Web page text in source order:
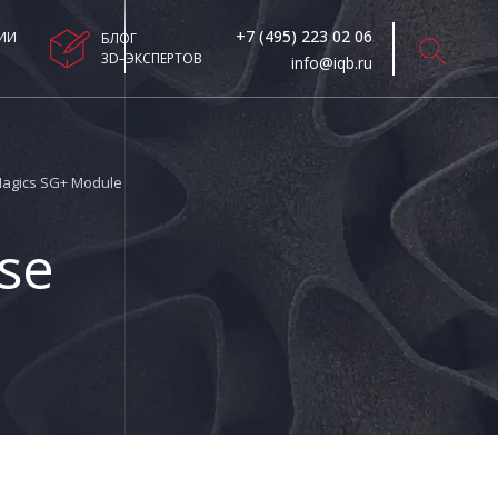
БЛОГ
3D–ЭКСПЕРТОВ
+7 (495) 223 02 06
info@iqb.ru
SG+ Module